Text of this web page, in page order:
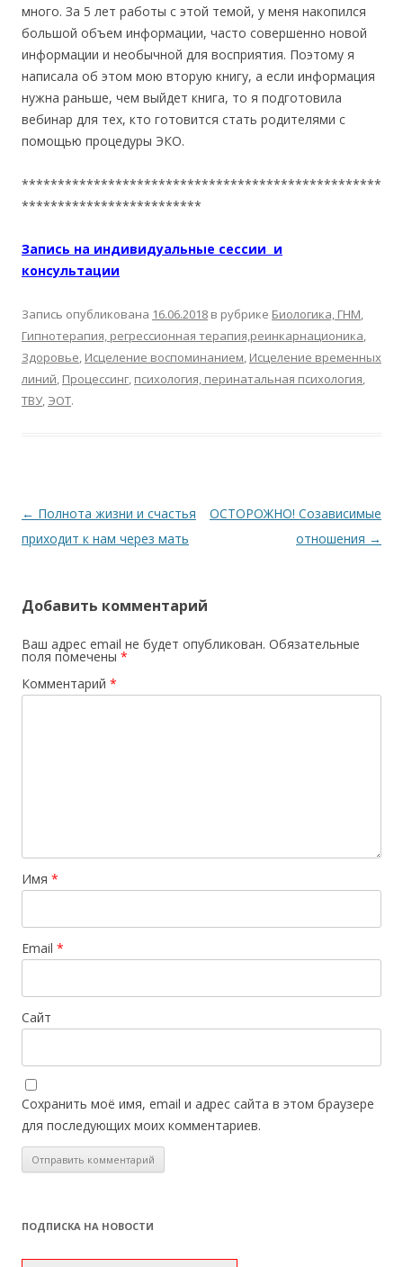
много. За 5 лет работы с этой темой, у меня накопился
большой объем информации, часто совершенно новой
информации и необычной для восприятия. Поэтому я
написала об этом мою вторую книгу, а если информация
нужна раньше, чем выйдет книга, то я подготовила
вебинар для тех, кто готовится стать родителями с
помощью процедуры ЭКО.
**************************************************
*************************
Запись на индивидуальные сессии и
консультации
Запись опубликована 16.06.2018 в рубрике Биологика, ГНМ,
Гипнотерапия, регрессионная терапия,реинкарнационика,
Здоровье, Исцеление воспоминанием, Исцеление временных
линий, Процессинг, психология, перинатальная психология,
ТВУ, ЭОТ.
Навигация по записям
← Полнота жизни и счастья
приходит к нам через мать
ОСТОРОЖНО! Созависимые
отношения →
Добавить комментарий
Ваш адрес email не будет опубликован. Обязательные
поля помечены *
Комментарий *
Имя *
Email *
Сайт
Сохранить моё имя, email и адрес сайта в этом браузере
для последующих моих комментариев.
ПОДПИСКА НА НОВОСТИ